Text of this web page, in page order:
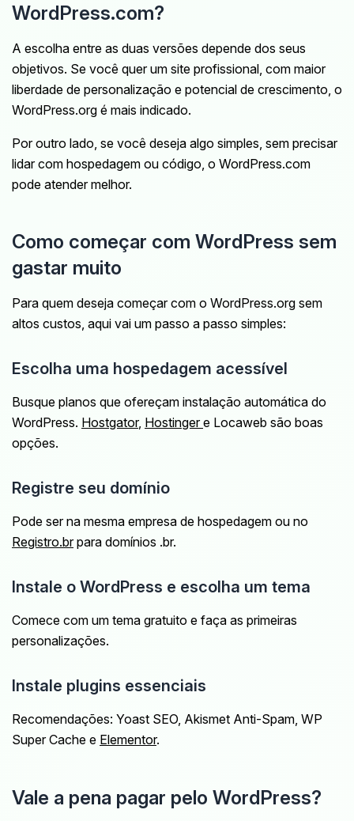
WordPress.com?
A escolha entre as duas versões depende dos seus
objetivos. Se você quer um site profissional, com maior
liberdade de personalização e potencial de crescimento, o
WordPress.org é mais indicado.
Por outro lado, se você deseja algo simples, sem precisar
lidar com hospedagem ou código, o WordPress.com
pode atender melhor.
Como começar com WordPress sem
gastar muito
Para quem deseja começar com o WordPress.org sem
altos custos, aqui vai um passo a passo simples:
Escolha uma hospedagem acessível
Busque planos que ofereçam instalação automática do
WordPress. Hostgator, Hostingere Locaweb são boas
opções.
Registre seu domínio
Pode ser na mesma empresa de hospedagem ou no
Registro.brpara domínios .br.
Instale o WordPress e escolha um tema
Comece com um tema gratuito e faça as primeiras
personalizações.
Instale plugins essenciais
Recomendações: Yoast SEO, Akismet Anti-Spam, WP
Super Cache e Elementor.
Vale a pena pagar pelo WordPress?